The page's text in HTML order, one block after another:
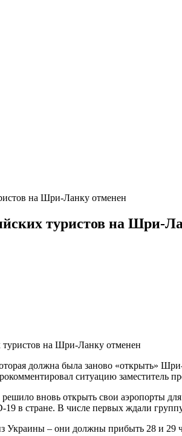
на Шри-Ланку отменен
туристов на Шри-
должна была заново «открыть»
ситуацию заместитель
вновь открыть свои аэропорты
в стране. В числе первых ждали
Украины – они должны прибыть 28 и 29